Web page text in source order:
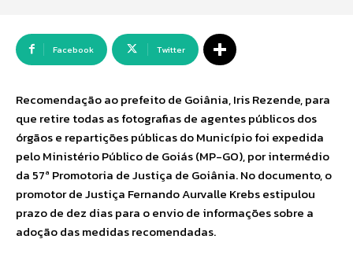
Facebook Twitter
Recomendação ao prefeito de Goiânia, Iris Rezende, para
que retire todas as fotografias de agentes públicos dos
órgãos e repartições públicas do Município foi expedida
pelo Ministério Público de Goiás (MP-GO), por intermédio
da 57ª Promotoria de Justiça de Goiânia. No documento, o
promotor de Justiça Fernando Aurvalle Krebs estipulou
prazo de dez dias para o envio de informações sobre a
adoção das medidas recomendadas.